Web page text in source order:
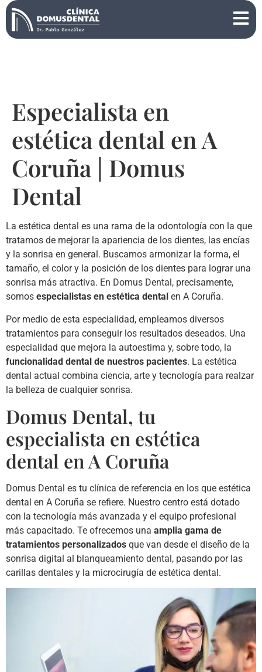
Especialista en
estética dental en A
Coruña | Domus
Dental
La estética dental es una rama de la odontología con la que
tratamos de mejorar la apariencia de los dientes, las encías
y la sonrisa en general. Buscamos armonizar la forma, el
tamaño, el color y la posición de los dientes para lograr una
sonrisa más atractiva. En Domus Dental, precisamente,
somos especialistas en estética dental en A Coruña.
Por medio de esta especialidad, empleamos diversos
tratamientos para conseguir los resultados deseados. Una
especialidad que mejora la autoestima y, sobre todo, la
funcionalidad dental de nuestros pacientes. La estética
dental actual combina ciencia, arte y tecnología para realzar
la belleza de cualquier sonrisa.
Domus Dental, tu
especialista en estética
dental en A Coruña
Domus Dental es tu clínica de referencia en los que estética
dental en A Coruña se refiere. Nuestro centro está dotado
con la tecnología más avanzada y el equipo profesional
más capacitado. Te ofrecemos una amplia gama de
tratamientos personalizados que van desde el diseño de la
sonrisa digital al blanqueamiento dental, pasando por las
carillas dentales y la microcirugía de estética dental.